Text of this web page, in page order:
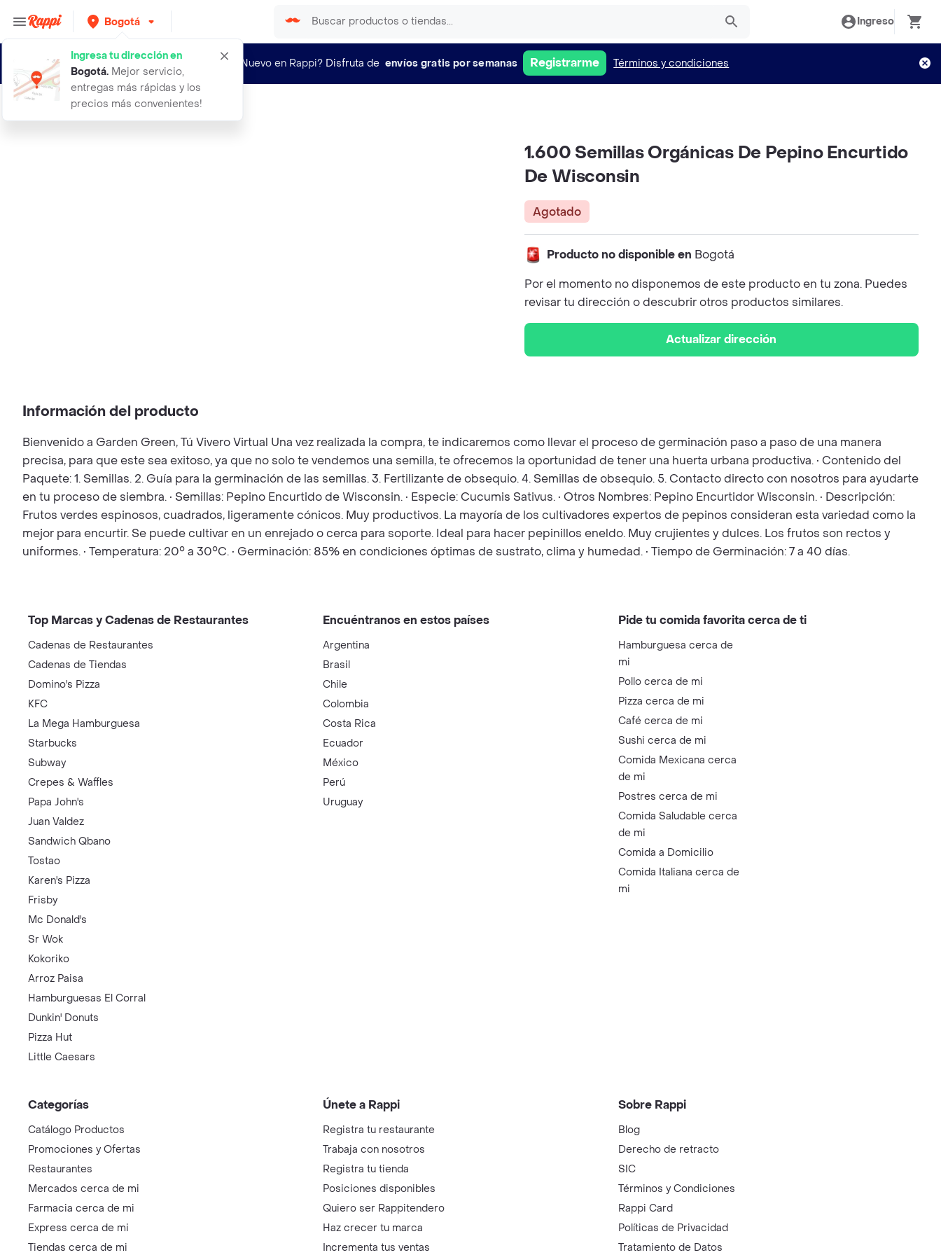
Bogotá
Ingresa tu dirección en
Bogotá. Mejor servicio,
entregas más rápidas y los
precios más convenientes!
Ingreso
¿Nuevo en Rappi? Disfruta de envíos gratis por semanas Registrarme Términos y condiciones
1600 semillas organicas de pepino e
1.600 Semillas Orgánicas De Pepino Encurtido
De Wisconsin
Agotado
Producto no disponible en Bogotá
Por el momento no disponemos de este producto en tu zona. Puedes
revisar tu dirección o descubrir otros productos similares.
Actualizar dirección
Información del producto
Bienvenido a Garden Green, Tú Vivero Virtual Una vez realizada la compra, te indicaremos como llevar el proceso de germinación paso a paso de una manera
precisa, para que este sea exitoso, ya que no solo te vendemos una semilla, te ofrecemos la oportunidad de tener una huerta urbana productiva. • Contenido del
Paquete: 1. Semillas. 2. Guía para la germinación de las semillas. 3. Fertilizante de obsequio. 4. Semillas de obsequio. 5. Contacto directo con nosotros para ayudarte
en tu proceso de siembra. • Semillas: Pepino Encurtido de Wisconsin. • Especie: Cucumis Sativus. • Otros Nombres: Pepino Encurtidor Wisconsin. • Descripción:
Frutos verdes espinosos, cuadrados, ligeramente cónicos. Muy productivos. La mayoría de los cultivadores expertos de pepinos consideran esta variedad como la
mejor para encurtir. Se puede cultivar en un enrejado o cerca para soporte. Ideal para hacer pepinillos eneldo. Muy crujientes y dulces. Los frutos son rectos y
uniformes. • Temperatura: 20° a 30°C. • Germinación: 85% en condiciones óptimas de sustrato, clima y humedad. • Tiempo de Germinación: 7 a 40 días.
Top Marcas y Cadenas de Restaurantes
Cadenas de Restaurantes
Cadenas de Tiendas
Domino's Pizza
KFC
La Mega Hamburguesa
Starbucks
Subway
Crepes & Waffles
Papa John's
Juan Valdez
Sandwich Qbano
Tostao
Karen's Pizza
Frisby
Mc Donald's
Sr Wok
Kokoriko
Arroz Paisa
Hamburguesas El Corral
Dunkin' Donuts
Pizza Hut
Little Caesars
Encuéntranos en estos países
Argentina
Brasil
Chile
Colombia
Costa Rica
Ecuador
México
Perú
Uruguay
Pide tu comida favorita cerca de ti
Hamburguesa cerca de
mi
Pollo cerca de mi
Pizza cerca de mi
Café cerca de mi
Sushi cerca de mi
Comida Mexicana cerca
de mi
Postres cerca de mi
Comida Saludable cerca
de mi
Comida a Domicilio
Comida Italiana cerca de
mi
Categorías
Catálogo Productos
Promociones y Ofertas
Restaurantes
Mercados cerca de mi
Farmacia cerca de mi
Express cerca de mi
Tiendas cerca de mi
Únete a Rappi
Registra tu restaurante
Trabaja con nosotros
Registra tu tienda
Posiciones disponibles
Quiero ser Rappitendero
Haz crecer tu marca
Incrementa tus ventas
Sobre Rappi
Blog
Derecho de retracto
SIC
Términos y Condiciones
Rappi Card
Políticas de Privacidad
Tratamiento de Datos